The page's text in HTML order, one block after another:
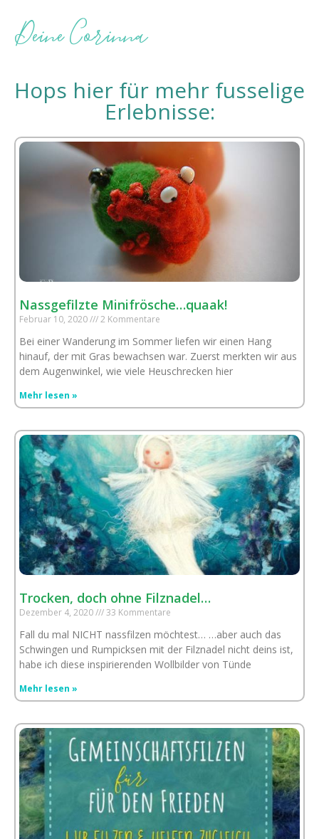
Deine Corinna
Hops hier für mehr fusselige
Erlebnisse:
Nassgefilzte Minifrösche…quaak!
Februar 10, 2020 2 Kommentare
Bei einer Wanderung im Sommer liefen wir einen Hang
hinauf, der mit Gras bewachsen war. Zuerst merkten wir aus
dem Augenwinkel, wie viele Heuschrecken hier
Mehr lesen »
Trocken, doch ohne Filznadel…
Dezember 4, 2020 33 Kommentare
Fall du mal NICHT nassfilzen möchtest… …aber auch das
Schwingen und Rumpicksen mit der Filznadel nicht deins ist,
habe ich diese inspirierenden Wollbilder von Tünde
Mehr lesen »